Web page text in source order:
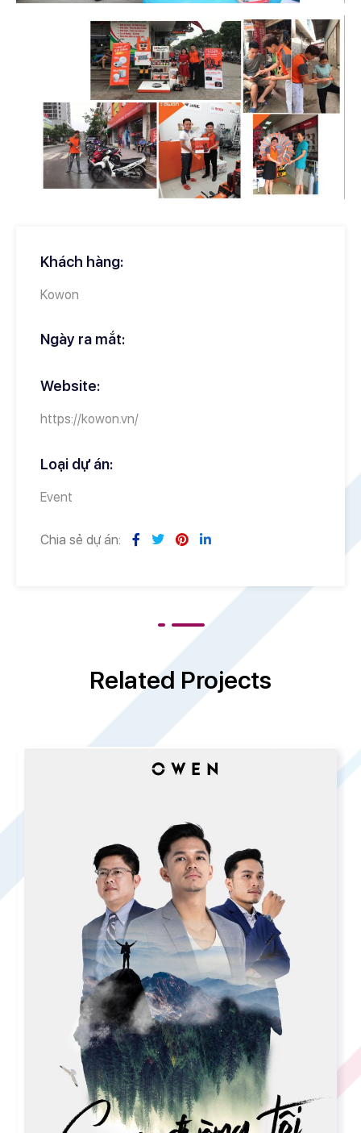
Khách hàng:
Kowon
Ngày ra mắt:
Website:
https://kowon.vn/
Loại dự án:
Event
Chia sẻ dự án:
Related Projects
OWEN | “MYWAY” IMC CAMPAIGN
Xem chi tiết
Tải xuống